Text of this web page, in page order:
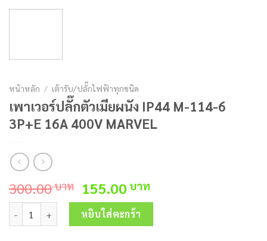
หน้าหลัก / เต้ารับ/ปลั๊กไฟฟ้าทุกชนิด
เพาเวอร์ปลั๊กตัวเมียผนัง IP44 M-114-6
3P+E 16A 400V MARVEL
300.00บาท Original
price
was:
300.00 บาท.
155.00 บาท
price
155.00 บาท.
จำนวน เพาเวอร์ปลั๊กตัวเมียผนัง IP44 M-114-6 3P+E 16A 400V
หยิบใส่ตะกร้า